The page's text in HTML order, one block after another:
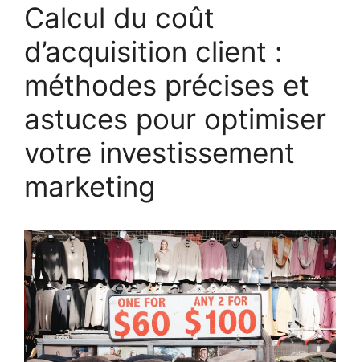
Calcul du coût
d’acquisition client :
méthodes précises et
astuces pour optimiser
votre investissement
marketing